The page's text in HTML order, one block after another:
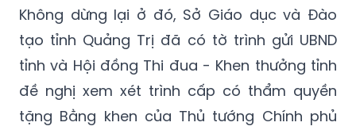
Không dừng lại ở đó, Sở Giáo dục và Đào
tạo tỉnh Quảng Trị đã có tờ trình gửi UBND
tỉnh và Hội đồng Thi đua - Khen thưởng tỉnh
đề nghị xem xét trình cấp có thẩm quyền
tặng Bằng khen của Thủ tướng Chính phủ